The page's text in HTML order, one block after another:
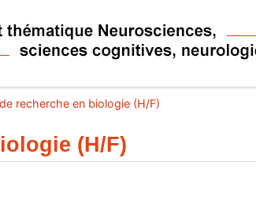
recherche en biologie (H/F)
(H/F)